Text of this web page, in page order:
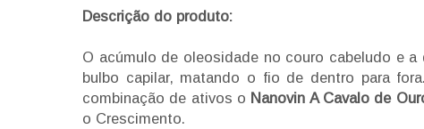
Descrição do produto:
O acúmulo de oleosidade no couro cabeludo e
bulbo capilar, matando o fio de dentro para
combinação de ativos o Nanovin A Cavalo de
o Crescimento.